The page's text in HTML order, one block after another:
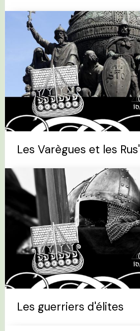
Les Varègues et les Rus'
Les guerriers d'élites